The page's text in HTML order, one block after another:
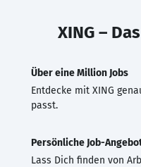
XING –
Über eine Million Jobs
Entdecke mit XING
passt.
Persönliche Job-
Lass Dich finden von